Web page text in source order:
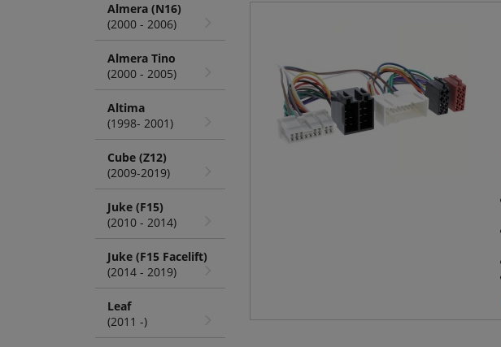
Almera (N16)
(2000 - 2006)
Almera Tino
(2000 - 2005)
Altima
(1998- 2001)
Cube (Z12)
(2009-2019)
Juke (F15)
(2010 - 2014)
Juke (F15 Facelift)
(2014 - 2019)
Leaf
(2011 -)